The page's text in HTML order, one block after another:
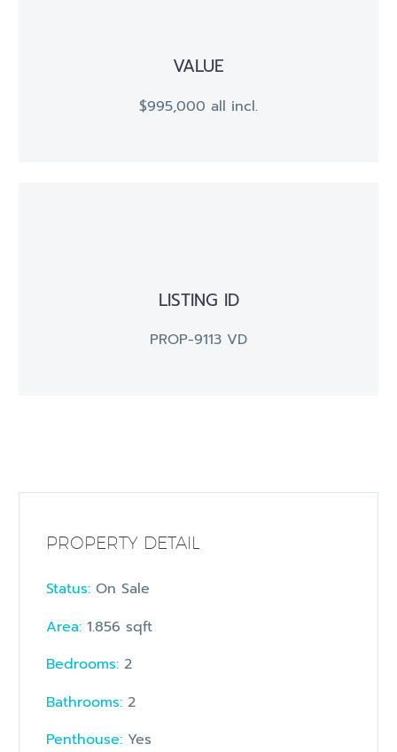
VALUE
$995,000 all incl.
LISTING ID
PROP-9113 VD
PROPERTY DETAIL
Status: On Sale
Area: 1.856 sqft
Bedrooms: 2
Bathrooms: 2
Penthouse: Yes